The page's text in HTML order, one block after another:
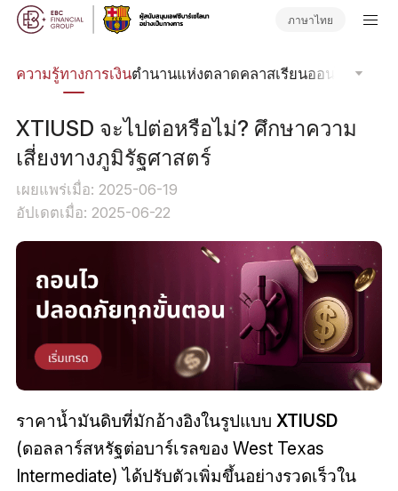
ภาษาไทย
ความรู้ทางการเงินตำนานแห่งตลาดคลาสเรียนออนไลน์โฟกั
XTIUSD จะไปต่อหรือไม่? ศึกษาความ
เสี่ยงทางภูมิรัฐศาสตร์
เผยแพร่เมื่อ: 2025-06-19
อัปเดตเมื่อ: 2025-06-22
ราคาน้ำมันดิบที่มักอ้างอิงในรูปแบบ XTIUSD
(ดอลลาร์สหรัฐต่อบาร์เรลของ West Texas
Intermediate) ได้ปรับตัวเพิ่มขึ้นอย่างรวดเร็วใน